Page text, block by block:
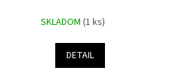
SKLADOM (1 ks)
DETAIL